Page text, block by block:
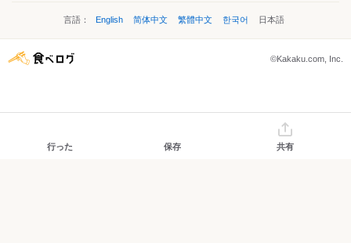
言語： English 简体中文 繁體中文 한국어 日本語
©Kakaku.com, Inc.
行った 保存 共有